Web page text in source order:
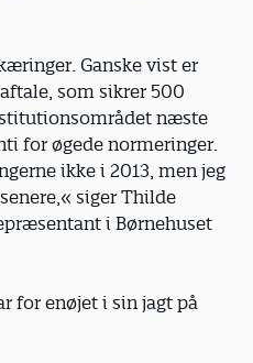
Ganske vist er
som sikrer 500
næste
for øgede normeringer.
ikke i 2013, men jeg
siger Thilde
i Børnehuset
for enøjet i sin jagt på